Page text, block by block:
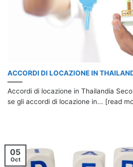
ACCORDI DI LOCAZIONE IN
Accordi di locazione in Thailandia
se gli accordi di locazione in... [read
05
Oct